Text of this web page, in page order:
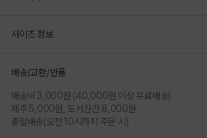
사이즈 정보
배송/교환/반품
배송비 3,000원 (40,000원 이상 무료배송)
제주 5,000원, 도서산간 8,000원
총알배송(오전 10시까지 주문 시)